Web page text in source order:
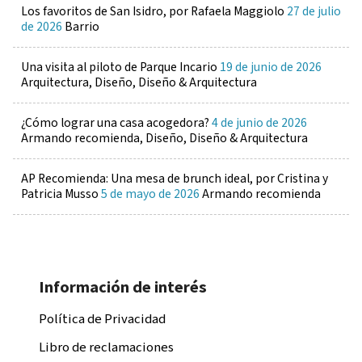
Los favoritos de San Isidro, por Rafaela Maggiolo 27 de julio
de 2026 Barrio
Una visita al piloto de Parque Incario 19 de junio de 2026
Arquitectura, Diseño, Diseño & Arquitectura
¿Cómo lograr una casa acogedora?4 de junio de 2026
Armando recomienda, Diseño, Diseño & Arquitectura
AP Recomienda: Una mesa de brunch ideal, por Cristina y
Patricia Musso5 de mayo de 2026Armando recomienda
Información de interés
Política de Privacidad
Libro de reclamaciones